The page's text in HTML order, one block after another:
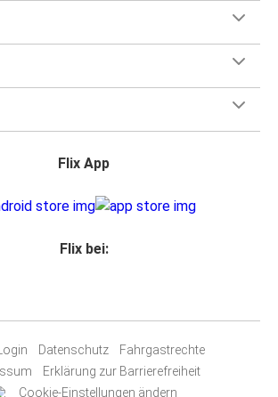
Flix App
Flix bei:
Datenschutz
Fahrgastrechte
Erklärung zur Barrierefreiheit
Cookie-Einstellungen ändern